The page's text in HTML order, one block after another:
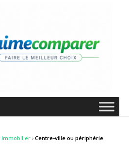
Immobilier › Centre-ville ou périphérie